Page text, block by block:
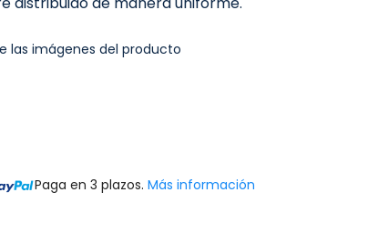
las imágenes del producto
Paga en 3 plazos. Más información